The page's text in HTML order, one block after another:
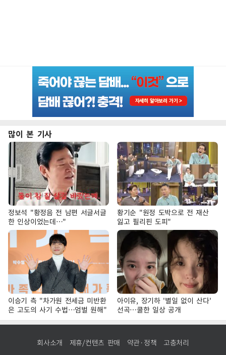
많이 본 기사
정보석 "황정음 전 남편 서글서글
한 인상이었는데…"
황기순 "원정 도박으로 전 재산
잃고 필리핀 도피"
이승기 측 "차가원 전세금 미반환
은 고도의 사기 수법…엄벌 원해"
아이유, 장기하 '별일 없이 산다'
선곡…쿨한 일상 공개
회사소개 제휴/컨텐츠 판매 약관·정책 고충처리